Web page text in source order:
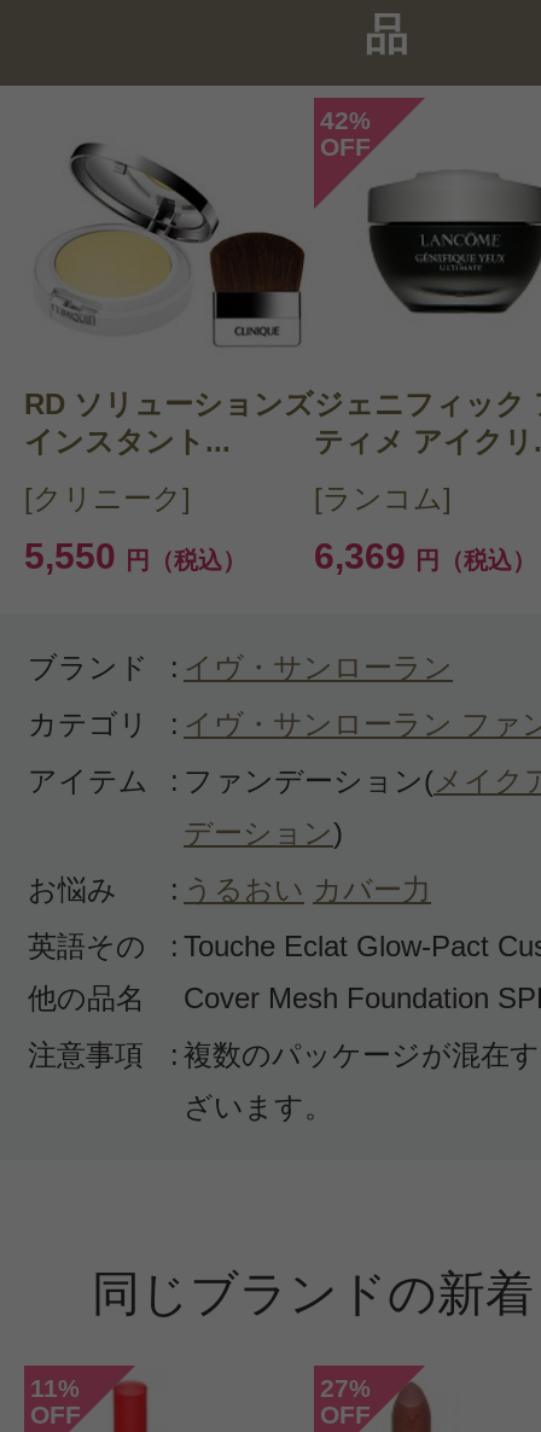
このコスメのレビューを書いて
クチコミを投稿する
CT 会員様は、マイページの「購
らクチコミ投稿すると1 商品に
ントプレゼント！
品
RD ソリューションズ
インスタント...
[クリニーク]
5,550 円（税込）
42%
OFF
ジェニフィック
ティメ アイクリ
[ランコム]
6,369 円（税込）
ブランド : イヴ・サンローラン
カテゴリ
: イヴ・サンローラン ファ
アイテム
: ファンデーション(メイク
デーション)
お悩み
: うるおい カバー力
英語その
他の品名
: Touche Eclat Glow-Pact
Cover Mesh Foundation
注意事項
: 複数のパッケージが混在
ざいます。
同じブランドの新
11%
OFF
27%
OFF